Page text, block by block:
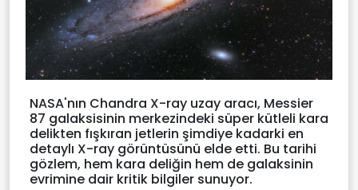
NASA'nın Chandra X-ray uzay aracı, Messier
87 galaksisinin merkezindeki süper kütleli kara
delikten fışkıran jetlerin şimdiye kadarki en
detaylı X-ray görüntüsünü elde etti. Bu tarihi
gözlem, hem kara deliğin hem de galaksinin
evrimine dair kritik bilgiler sunuyor.